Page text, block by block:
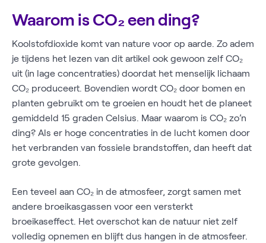
Waarom is CO₂ een ding?
Koolstofdioxide komt van nature voor op aarde. Zo adem
je tijdens het lezen van dit artikel ook gewoon zelf CO₂
uit (in lage concentraties) doordat het menselijk lichaam
CO₂ produceert. Bovendien wordt CO₂ door bomen en
planten gebruikt om te groeien en houdt het de planeet
gemiddeld 15 graden Celsius. Maar waarom is CO₂ zo’n
ding? Als er hoge concentraties in de lucht komen door
het verbranden van fossiele brandstoffen, dan heeft dat
grote gevolgen.
Een teveel aan CO₂ in de atmosfeer, zorgt samen met
andere broeikasgassen voor een versterkt
broeikaseffect. Het overschot kan de natuur niet zelf
volledig opnemen en blijft dus hangen in de atmosfeer.